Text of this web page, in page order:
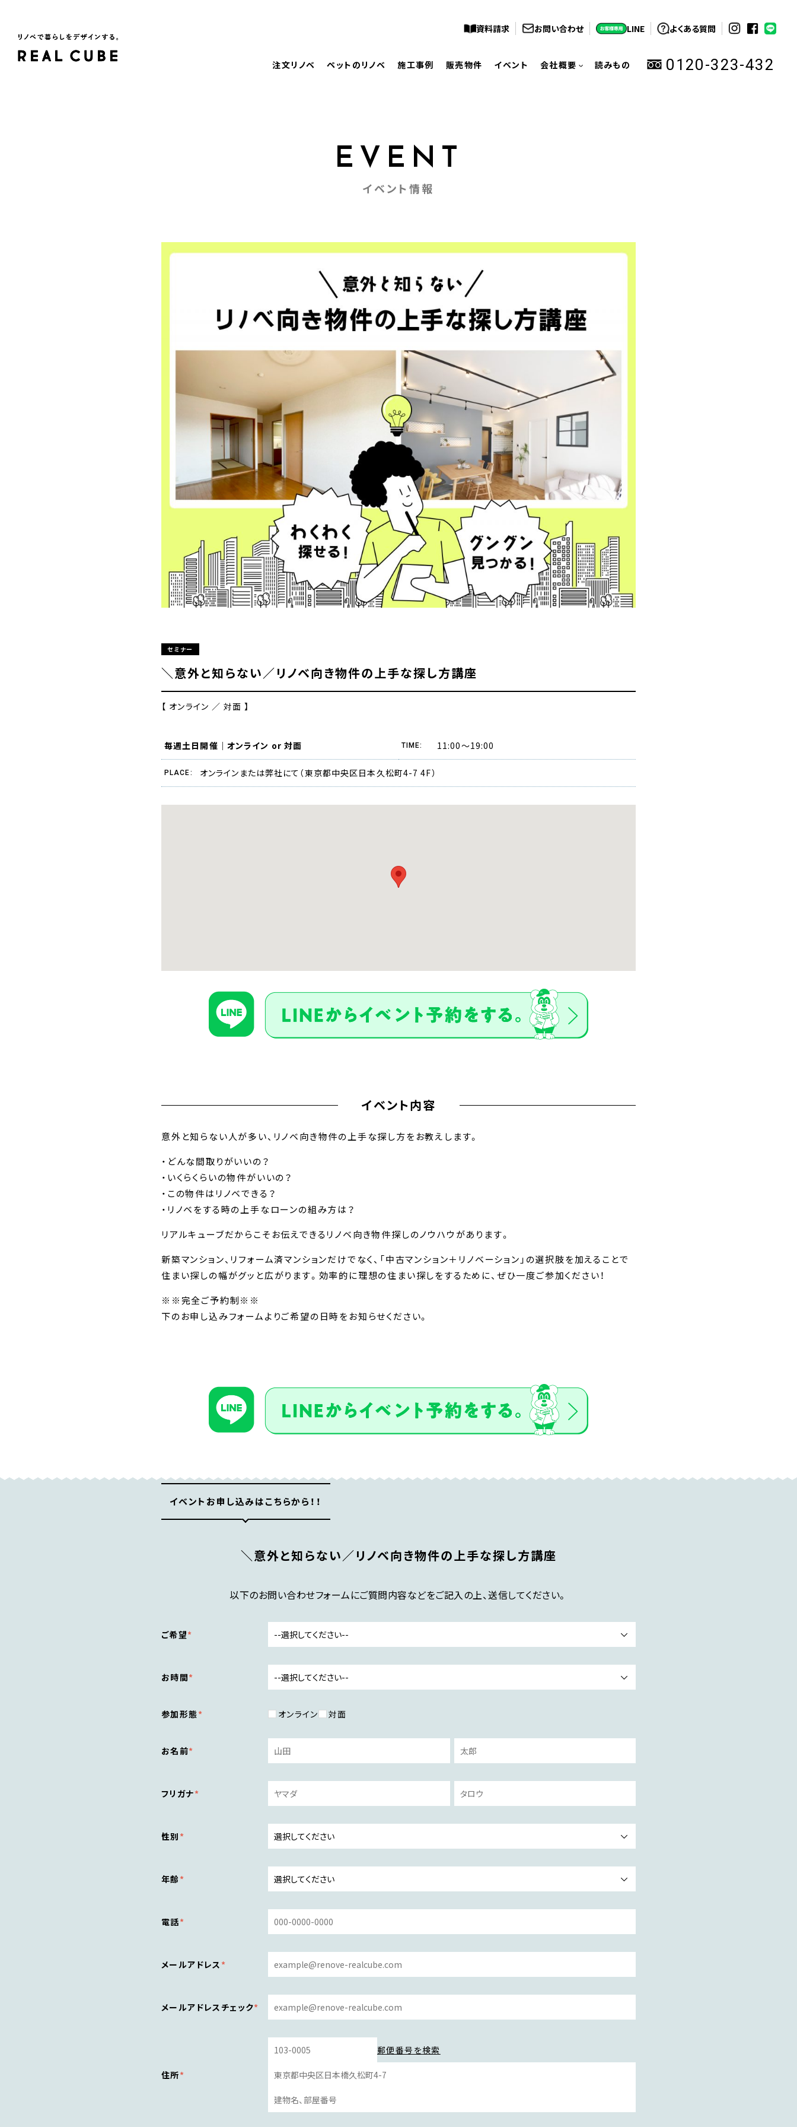
資料請求 お問い合わせ LINE よくある質問
注文リノベ ペットのリノベ 施工事例 販売物件 イベント 会社概要 読みもの 0120-323-432
EVENT
イベント情報
セミナー
＼意外と知らない／リノベ向き物件の上手な探し方講座
【 オンライン ／ 対面 】
毎週土日開催｜オンライン or 対面 TIME: 11:00〜19:00
PLACE: オンラインまたは弊社にて（東京都中央区日本久松町4-7 4F）
イベント内容
意外と知らない人が多い、リノベ向き物件の上手な探し方をお教えします。
・どんな間取りがいいの？
・いくらくらいの物件がいいの？
・この物件はリノベできる？
・リノベをする時の上手なローンの組み方は？
リアルキューブだからこそお伝えできるリノベ向き物件探しのノウハウがあります。
新築マンション、リフォーム済マンションだけでなく、「中古マンション＋リノベーション」の選択肢を加えることで
住まい探しの幅がグッと広がります。効率的に理想の住まい探しをするために、ぜひ一度ご参加ください！
※※完全ご予約制※※
下のお申し込みフォームよりご希望の日時をお知らせください。
イベントお申し込みはこちらから！！
＼意外と知らない／リノベ向き物件の上手な探し方講座
以下のお問い合わせフォームにご質問内容などをご記入の上、送信してください。
ご希望
お時間
参加形態 オンライン 対面
お名前
フリガナ
性別
年齢
電話
メールアドレス
メールアドレスチェック
住所
郵便番号を検索